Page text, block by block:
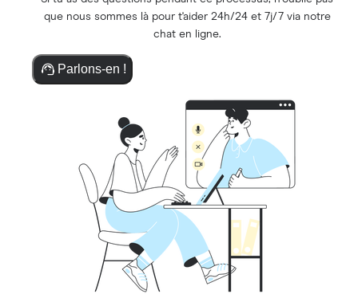
que nous sommes là pour t'aider 24h/24 et 7j/7 via notre
chat en ligne.
Parlons-en !